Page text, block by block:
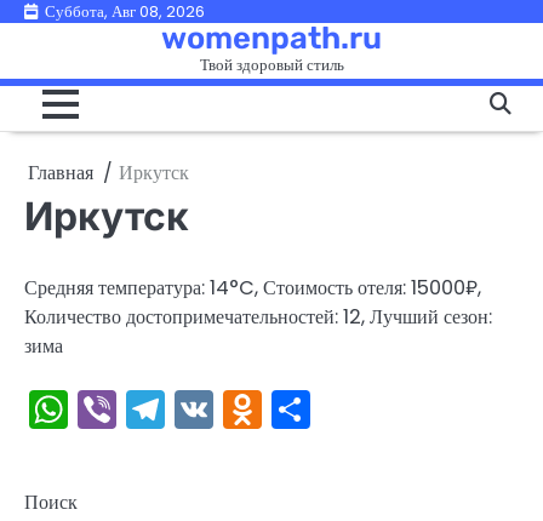
ПерейтиСуббота, Авг 08, 2026
womenpath.ru
Твой здоровый стиль
Главная Иркутск
Иркутск
Средняя температура: 14°C, Стоимость отеля: 15000₽,
Количество достопримечательностей: 12, Лучший сезон:
зима
WhatsApp
ViberTelegram
VKOdnoklassniki
Поиск